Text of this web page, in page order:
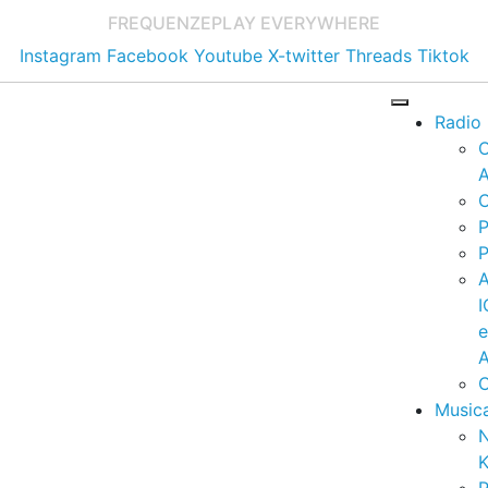
FREQUENZEPLAY EVERYWHERE
Instagram Facebook Youtube X-twitter Threads Tiktok
Radio
e